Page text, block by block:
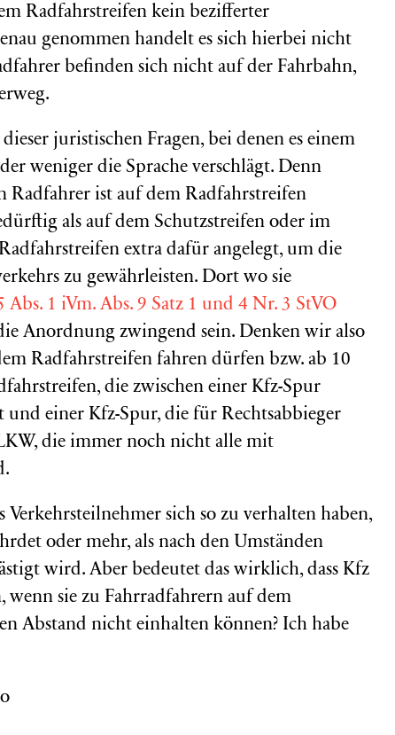
Radfahrstreifen kein bezifferter
genommen handelt es sich hierbei nicht
befinden sich nicht auf der Fahrbahn,
juristischen Fragen, bei denen es einem
weniger die Sprache verschlägt. Denn
Radfahrer ist auf dem Radfahrstreifen
als auf dem Schutzstreifen oder im
extra dafür angelegt, um die
zu gewährleisten. Dort wo sie
Abs. 1 iVm. Abs. 9 Satz 1 und 4 Nr. 3 StVO
Anordnung zwingend sein. Denken wir also
Radfahrstreifen fahren dürfen bzw. ab 10
die zwischen einer Kfz-Spur
einer Kfz-Spur, die für Rechtsabbieger
die immer noch nicht alle mit
Verkehrsteilnehmer sich so zu verhalten haben,
oder mehr, als nach den Umständen
wird. Aber bedeutet das wirklich, dass Kfz
sie zu Fahrradfahrern auf dem
Abstand nicht einhalten können? Ich habe